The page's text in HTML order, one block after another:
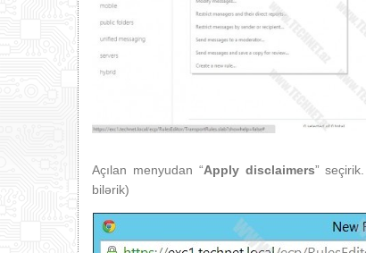
Açılan menyudan “Apply disclaimers”
bilərik)